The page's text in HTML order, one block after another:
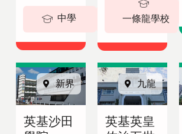
中學 5-19歲
一條龍學校
新界
英基沙田
九龍
英基英皇